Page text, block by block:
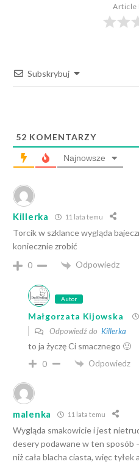
Article
Subskrybuj
52 KOMENTARZY
Najnowsze
Killerka 11 lata temu
Torcik w szklance wygląda
koniecznie zrobić
0
Odpowiedz
Autor
Małgorzata Kijowska
Odpowiedź do Killerka
to ja życzę Ci smacznego 🙂
0 Odpowiedz
malenka 11 lata temu
Wygląda smakowicie i jest
desery podawane w ten sposób
niż cała blacha ciasta, więc tyłek